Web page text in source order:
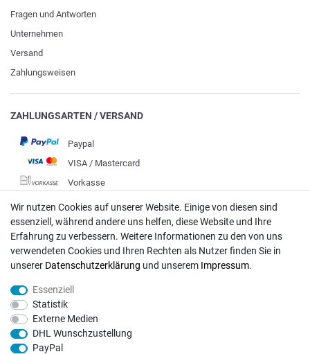
Fragen und Antworten
Unternehmen
Versand
Zahlungsweisen
ZAHLUNGSARTEN / VERSAND
Paypal
VISA / Mastercard
Vorkasse
DHL
Deutsche Post
Bei Fragen wenden Sie sich direkt an unser Service-Team.
info@rasentraktoren-motoren.de
MA-Versand GmbH, 53925 Kall, In der Laach 1-3
Wir nutzen Cookies auf unserer Website. Einige von diesen sind
essenziell, während andere uns helfen, diese Website und Ihre
Erfahrung zu verbessern. Weitere Informationen zu den von uns
verwendeten Cookies und Ihren Rechten als Nutzer finden Sie in
unserer Daten­schutz­erklärung und unserem Impressum.
Essenziell
Statistik
Externe Medien
DHL Wunschzustellung
PayPal